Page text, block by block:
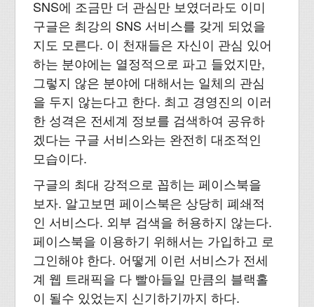
SNS에 조금만 더 관심만 보였더라도 이미
구글은 최강의 SNS 서비스를 갖게 되었을
지도 모른다. 이 천재들은 자신이 관심 있어
하는 분야에는 열정적으로 파고 들었지만,
그렇지 않은 분야에 대해서는 일체의 관심
을 두지 않는다고 한다. 최고 경영진의 이러
한 성격은 전세계 정보를 검색하여 공유하
겠다는 구글 서비스와는 완전히 대조적인
모습이다.
구글의 최대 강적으로 꼽히는 페이스북을
보자. 알고보면 페이스북은 상당히 폐쇄적
인 서비스다. 외부 검색을 허용하지 않는다.
페이스북을 이용하기 위해서는 가입하고 로
그인해야 한다. 어떻게 이런 서비스가 전세
계 웹 트래픽을 다 빨아들일 만큼의 블랙홀
이 될수 있었는지 신기하기까지 하다.